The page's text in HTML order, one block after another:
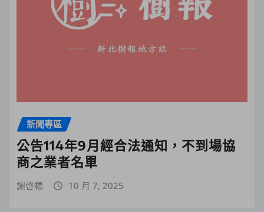
新聞專區
公告114年9月經合法通知，不到場協
商之業者名單
謝啓楊 10 月 7, 2025